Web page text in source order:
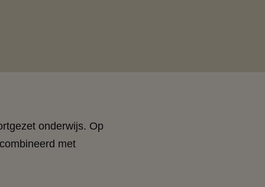
onderwijs. Op
met